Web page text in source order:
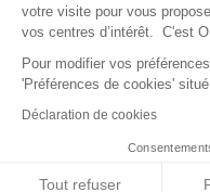
Déclaration de
Droit d'opposition au
Cookies
votre visite pour vous
vos centres d’intérêt. C'est
Pour modifier vos
'Préférences de cookies'
Déclaration de cookies
Tout refuser